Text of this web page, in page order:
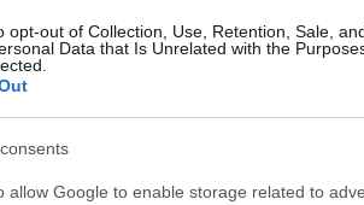
opt-out of Collection, Use, Retention, Sale,
Data that Is Unrelated with the
allow Google to enable storage related to
legyen a Google-találatokban!